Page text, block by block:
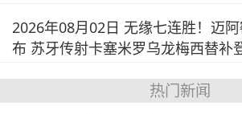
2026年08月02日 无缘七连胜！迈
布 苏牙传射卡塞米罗乌龙梅西替补
热门新闻